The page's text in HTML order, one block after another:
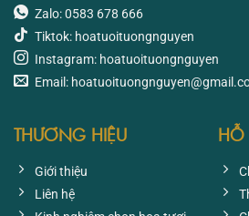
Zalo: 0583 678 666
Tiktok: hoatuoituongnguyen
Instagram: hoatuoituongnguyen
Email:
THƯƠNG HIỆU
Giới thiệu
Liên hệ
HỖ